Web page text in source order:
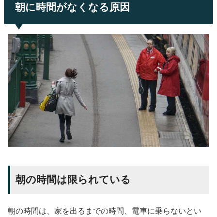
朝に時間がなくなる原因
朝の時間は限られている
朝の時間は、家を出るまでの時間、電車に乗らないとい